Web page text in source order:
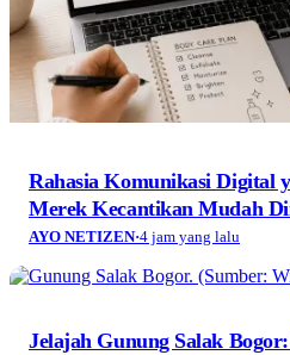
Rahasia Komunikasi Digital
Merek Kecantikan Mudah
AYO NETIZEN·4 jam yang lalu
Jelajah Gunung Salak